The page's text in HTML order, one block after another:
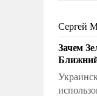
стало
идеей.
Сергей
Зачем